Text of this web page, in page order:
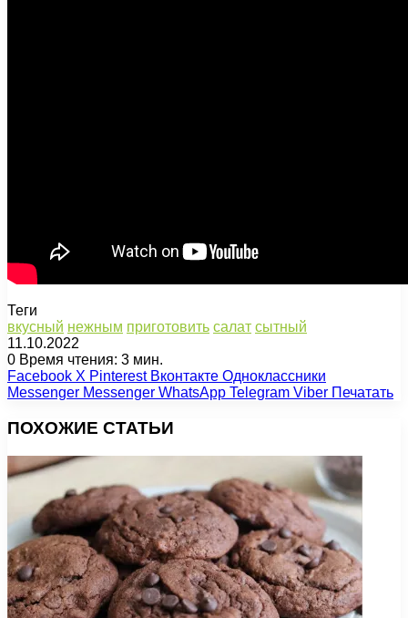
Теги
вкусный нежным приготовить салат сытный
11.10.2022
0 Время чтения: 3 мин.
Facebook X Pinterest Вконтакте Одноклассники
Messenger Messenger WhatsApp Telegram Viber Печатать
ПОХОЖИЕ СТАТЬИ